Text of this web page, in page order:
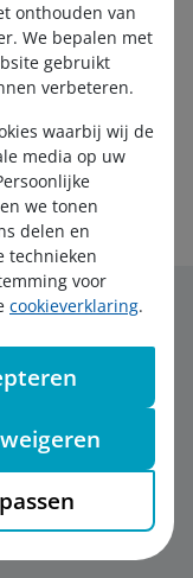
onthouden van
We bepalen met
gebruikt
verbeteren.
waarbij wij de
media op uw
we tonen
delen en
technieken
voor
cookieverklaring.